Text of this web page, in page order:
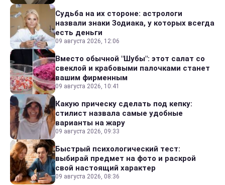
Судьба на их стороне: астрологи
назвали знаки Зодиака, у которых всегда
есть деньги
09 августа 2026, 12:06
Вместо обычной "Шубы": этот салат со
свеклой и крабовыми палочками станет
вашим фирменным
09 августа 2026, 10:41
Какую прическу сделать под кепку:
стилист назвала самые удобные
варианты на жару
09 августа 2026, 09:33
Быстрый психологический тест:
выбирай предмет на фото и раскрой
свой настоящий характер
09 августа 2026, 08:36